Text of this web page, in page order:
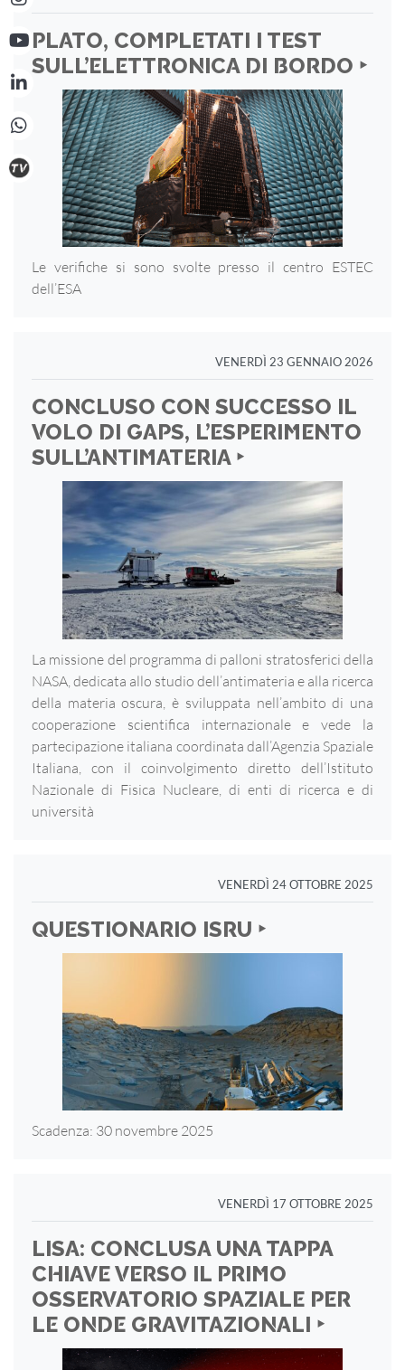
PLATO, COMPLETATI I TEST
SULL’ELETTRONICA DI BORDO ‣
Le verifiche si sono svolte presso il centro ESTEC
dell’ESA
VENERDÌ 23 GENNAIO 2026
CONCLUSO CON SUCCESSO IL
VOLO DI GAPS, L’ESPERIMENTO
SULL’ANTIMATERIA ‣
La missione del programma di palloni stratosferici della
NASA, dedicata allo studio dell’antimateria e alla ricerca
della materia oscura, è sviluppata nell’ambito di una
cooperazione scientifica internazionale e vede la
partecipazione italiana coordinata dall’Agenzia Spaziale
Italiana, con il coinvolgimento diretto dell’Istituto
Nazionale di Fisica Nucleare, di enti di ricerca e di
università
VENERDÌ 24 OTTOBRE 2025
QUESTIONARIO ISRU ‣
Scadenza: 30 novembre 2025
VENERDÌ 17 OTTOBRE 2025
LISA: CONCLUSA UNA TAPPA
CHIAVE VERSO IL PRIMO
OSSERVATORIO SPAZIALE PER
LE ONDE GRAVITAZIONALI ‣